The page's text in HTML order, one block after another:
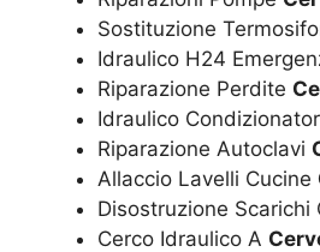
Sostituzione
Idraulico H24
Riparazione Perdite
Idraulico
Riparazione Autoclavi
Allaccio Lavelli Cucine
Disostruzione Scarichi
Cerco Idraulico A